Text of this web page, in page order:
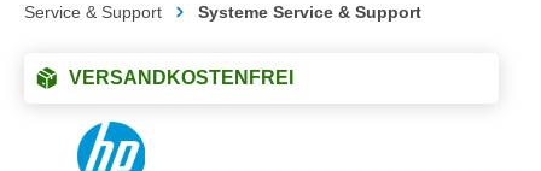
Service & Support Systeme Service & Support
VERSANDKOSTENFREI